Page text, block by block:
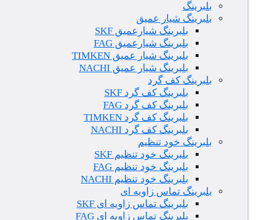
بلبرینگ
بلبرینگ شیار عمیق
بلبرینگ شیارعمیق SKF
بلبرینگ شیارعمیق FAG
بلبرینگ شیار عمیق TIMKEN
بلبرینگ شیار عمیق NACHI
بلبرینگ کف گرد
بلبرینگ کف گرد SKF
بلبرینگ کف گرد FAG
بلبرینگ کف گرد TIMKEN
بلبرینگ کف گرد NACHI
بلبرینگ خود تنظیم
بلبرینگ خود تنظیم SKF
بلبرینگ خود تنظیم FAG
بلبرینگ خود تنظیم NACHI
بلبرینگ تماس زاویه ای
بلبرینگ تماس زاویه ای SKF
بلبرینگ تماس زاویه ای FAG